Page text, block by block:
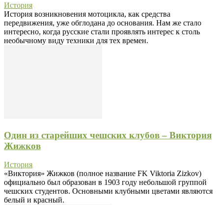
История
История возникновения мотоцикла, как средства
передвижения, уже обглодана до основания. Нам же стало
интересно, когда русские стали проявлять интерес к столь
необычному виду техники для тех времен.
Один из старейших чешских клубов – Виктория
Жижков
История
«Виктория» Жижков (полное название FK Viktoria Zizkov)
официально был образован в 1903 году небольшой группой
чешских студентов. Основными клубными цветами являются
белый и красный.